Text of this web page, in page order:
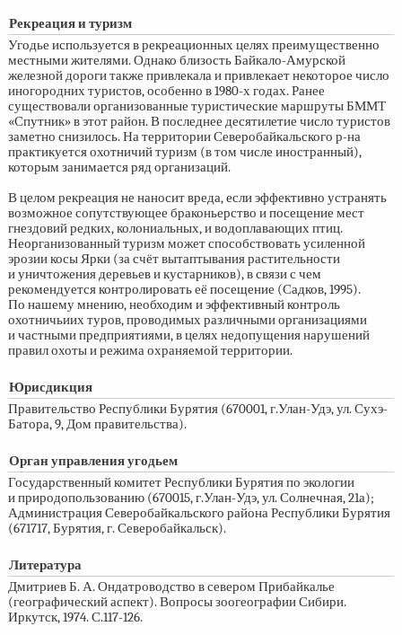
Рекреация и туризм
Угодье используется в рекреационных целях преимущественно
местными жителями. Однако близость Байкало-Амурской
железной дороги также привлекала и привлекает некоторое число
иногородних туристов, особенно в1980-хгодах. Ранее
существовали организованные туристические маршруты БММТ
«Спутник» в этот район. В последнее десятилетие число туристов
заметно снизилось. На территории Северобайкальского р-на
практикуется охотничий туризм (в том числе иностранный),
которым занимается ряд организаций.
В целом рекреация не наносит вреда, если эффективно устранять
возможное сопутствующее браконьерство и посещение мест
гнездовий редких, колониальных, и водоплавающих птиц.
Неорганизованный туризм может способствовать усиленной
эрозии косы Ярки (за счёт вытаптывания растительности
и уничтожения деревьев и кустарников), в связи с чем
рекомендуется контролировать её посещение (Садков, 1995).
По нашему мнению, необходим и эффективный контроль
охотничьиих туров, проводимых различными организациями
и частными предприятиями, в целях недопущения нарушений
правил охоты и режима охраняемой территории.
Юрисдикция
Правительство Республики Бурятия (670001, г.Улан-Удэ, ул. Сухэ-
Батора, 9, Дом правительства).
Орган управления угодьем
Государственный комитет Республики Бурятия по экологии
и природопользованию (670015, г.Улан-Удэ, ул. Солнечная, 21а);
Администрация Северобайкальского района Республики Бурятия
(671717, Бурятия, г. Северобайкальск).
Литература
Дмитриев Б. А. Ондатроводство в севером Прибайкалье
(географический аспект). Вопросы зоогеографии Сибири.
Иркутск, 1974. С.117-126.